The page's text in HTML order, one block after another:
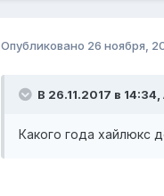
Опубликовано 26 ноября,
В 26.11.2017 в
Какого года хайлюкс